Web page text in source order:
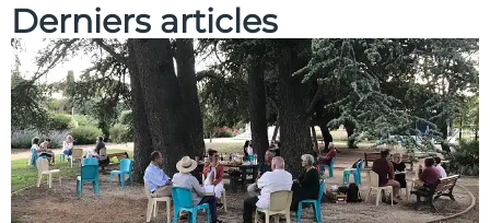
Derniers articles